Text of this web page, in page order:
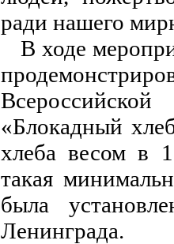
ради нашего
В ходе
«Блокадный
хлеба весом в
такая
была
Ленинграда.